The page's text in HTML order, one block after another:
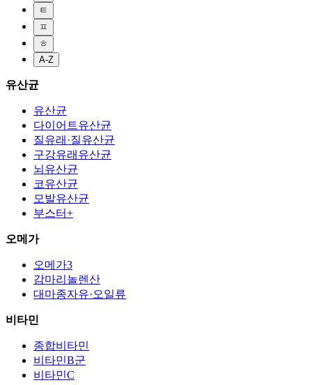
ㅌ
ㅍ
ㅎ
A-Z
유산균
유산균
다이어트유산균
질유래·질유산균
구강유래유산균
뇌유산균
코유산균
모발유산균
부스터+
오메가
오메가3
감마리놀렌산
대마종자유·오일류
비타민
종합비타민
비타민B군
비타민C